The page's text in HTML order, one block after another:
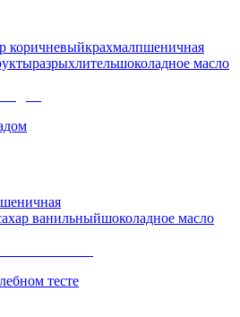
коричневыйкрахмалпшеничная
разрыхлительшоколадное масло
ванильныйшоколадное масло
тесте